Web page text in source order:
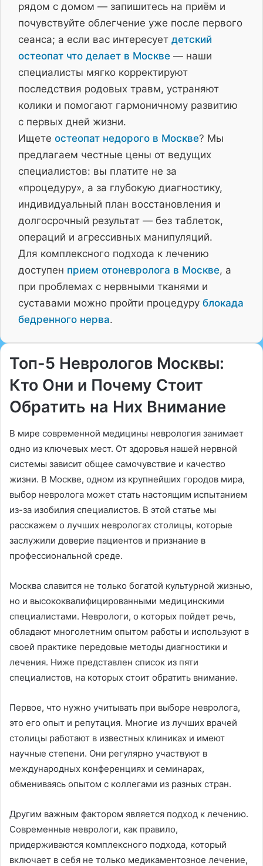
рядом с домом — запишитесь на приём и
почувствуйте облегчение уже после первого
сеанса; а если вас интересует детский
остеопат что делает в Москве — наши
специалисты мягко корректируют
последствия родовых травм, устраняют
колики и помогают гармоничному развитию
с первых дней жизни.
Ищете остеопат недорого в Москве? Мы
предлагаем честные цены от ведущих
специалистов: вы платите не за
«процедуру», а за глубокую диагностику,
индивидуальный план восстановления и
долгосрочный результат — без таблеток,
операций и агрессивных манипуляций.
Для комплексного подхода к лечению
доступен прием отоневролога в Москве, а
при проблемах с нервными тканями и
суставами можно пройти процедуру блокада
бедренного нерва.
Топ-5 Неврологов Москвы:
Кто Они и Почему Стоит
Обратить на Них Внимание
В мире современной медицины неврология занимает
одно из ключевых мест. От здоровья нашей нервной
системы зависит общее самочувствие и качество
жизни. В Москве, одном из крупнейших городов мира,
выбор невролога может стать настоящим испытанием
из-за изобилия специалистов. В этой статье мы
расскажем о лучших неврологах столицы, которые
заслужили доверие пациентов и признание в
профессиональной среде.
Москва славится не только богатой культурной жизнью,
но и высококвалифицированными медицинскими
специалистами. Неврологи, о которых пойдет речь,
обладают многолетним опытом работы и используют в
своей практике передовые методы диагностики и
лечения. Ниже представлен список из пяти
специалистов, на которых стоит обратить внимание.
Первое, что нужно учитывать при выборе невролога,
это его опыт и репутация. Многие из лучших врачей
столицы работают в известных клиниках и имеют
научные степени. Они регулярно участвуют в
международных конференциях и семинарах,
обмениваясь опытом с коллегами из разных стран.
Другим важным фактором является подход к лечению.
Современные неврологи, как правило,
придерживаются комплексного подхода, который
включает в себя не только медикаментозное лечение,